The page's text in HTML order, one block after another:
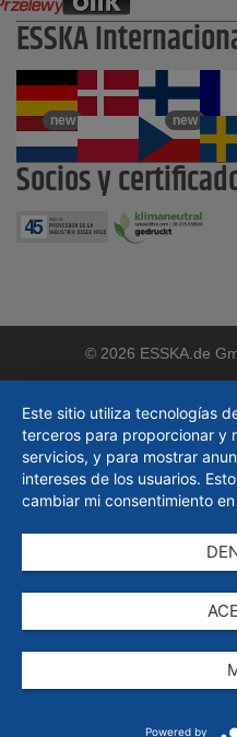
ESSKA
new new
Socios y
© 2026 ESSKA.de
Este sitio utiliza tecnologías
terceros para proporcionar y
servicios, y para mostrar
intereses de los usuarios.
cambiar mi consentimiento
Powered by